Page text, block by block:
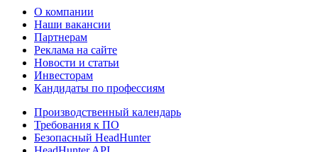
О компании
Наши вакансии
Партнерам
Реклама на сайте
Новости и статьи
Инвесторам
Кандидаты по профессиям
Производственный календарь
Требования к ПО
Безопасный HeadHunter